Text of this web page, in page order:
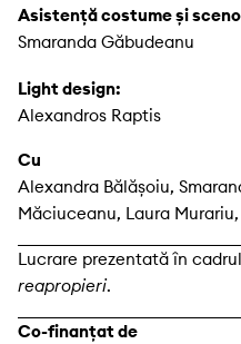
Asistență costume și
Smaranda Găbudeanu
Light design:
Alexandros Raptis
Cu
Alexandra Bălășoiu,
Măciuceanu, Laura
Lucrare prezentată în
reapropieri.
Co-finanțat de